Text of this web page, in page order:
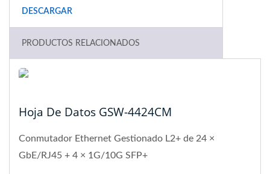
DESCARGAR
PRODUCTOS RELACIONADOS
Hoja De Datos GSW-4424CM
Conmutador Ethernet Gestionado L2+ de 24 ×
GbE/RJ45 + 4 × 1G/10G SFP+